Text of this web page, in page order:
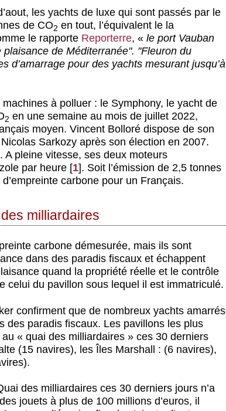
les yachts de luxe qui sont passés par le
de CO2 en tout, l’équivalent le la
le rapporte Reporterre, « le port Vauban
plaisance de Méditerranée". "Fleuron du
d’amarrage pour des yachts mesurant jusqu’à
à polluer : le Symphony, le yacht de
2 en une semaine au mois de juillet 2022,
moyen. Vincent Bolloré dispose de son
Sarkozy après son élection en 2007.
A pleine vitesse, ses deux moteurs
par heure [1]. Soit l’émission de 2,5 tonnes
carbone pour un Français.
milliardaires
carbone démesurée, mais ils sont
dans des paradis fiscaux et échappent
quand la propriété réelle et le contrôle
celui du pavillon sous lequel il est immatriculé.
confirment que de nombreux yachts amarrés
des paradis fiscaux. Les pavillons les plus
« quai des milliardaires » ces 30 derniers
(15 navires), les Îles Marshall : (6 navires),
des milliardaires ces 30 derniers jours n’a
jouets à plus de 100 millions d’euros, il